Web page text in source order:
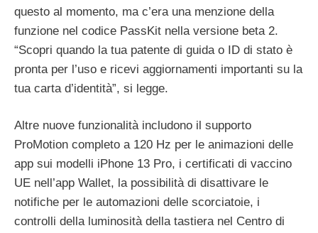
questo al momento, ma c’era una menzione della
funzione nel codice PassKit nella versione beta 2.
“Scopri quando la tua patente di guida o ID di stato è
pronta per l’uso e ricevi aggiornamenti importanti su la
tua carta d’identità”, si legge.
Altre nuove funzionalità includono il supporto
ProMotion completo a 120 Hz per le animazioni delle
app sui modelli iPhone 13 Pro, i certificati di vaccino
UE nell’app Wallet, la possibilità di disattivare le
notifiche per le automazioni delle scorciatoie, i
controlli della luminosità della tastiera nel Centro di